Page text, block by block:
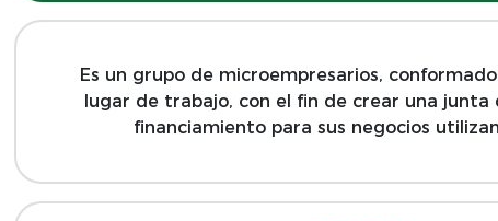
Es un grupo de microempresarios,
lugar de trabajo, con el fin de crear una
financiamiento para sus negocios